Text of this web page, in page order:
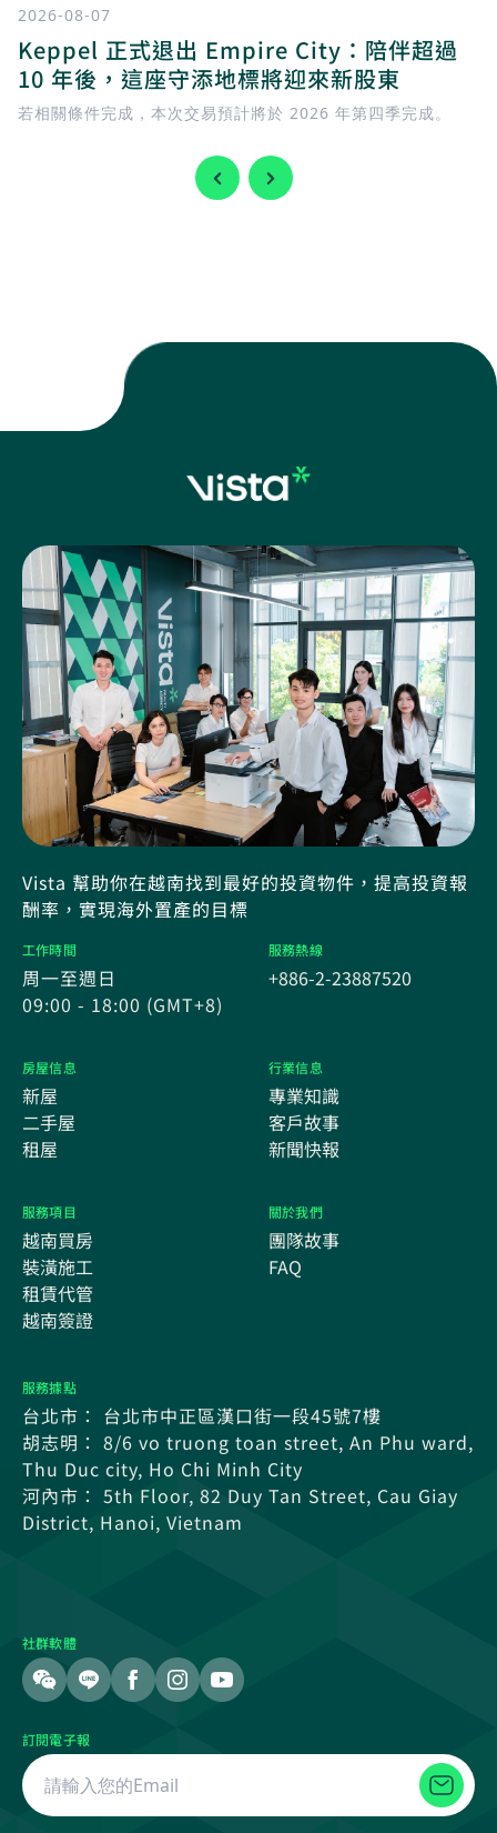
2026-08-07
Keppel 正式退出 Empire City：陪伴超過
10 年後，這座守添地標將迎來新股東
若相關條件完成，本次交易預計將於 2026 年第四季完成。
Vista 幫助你在越南找到最好的投資物件，提高投資報
酬率，實現海外置產的目標
工作時間
周一至週日
09:00 - 18:00 (GMT+8)
服務熱線
+886-2-23887520
房屋信息
新屋
二手屋
租屋
行業信息
專業知識
客戶故事
新聞快報
服務項目
越南買房
裝潢施工
租賃代管
越南簽證
關於我們
團隊故事
FAQ
服務據點
台北市： 台北市中正區漢口街一段45號7樓
胡志明： 8/6 vo truong toan street, An Phu ward,
Thu Duc city, Ho Chi Minh City
河內市： 5th Floor, 82 Duy Tan Street, Cau Giay
District, Hanoi, Vietnam
社群軟體
訂閱電子報